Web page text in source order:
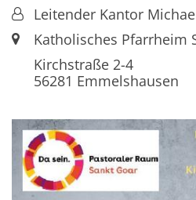
Von:Leitender Kantor
Ort:Katholisches Pfarrheim
Kirchstraße 2-4
56281 Emmelshausen